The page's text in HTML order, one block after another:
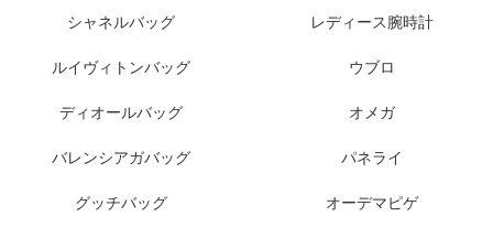
シャネルバッグ
ルイヴィトンバッグ
ディオールバッグ
バレンシアガバッグ
グッチバッグ
レディース腕時計
ウブロ
オメガ
パネライ
オーデマピゲ